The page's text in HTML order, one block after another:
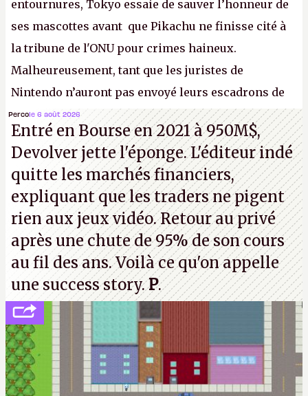
entournures, Tokyo essaie de sauver l’honneur de
ses mascottes avant que Pikachu ne finisse cité à
la tribune de l'ONU pour crimes haineux.
Malheureusement, tant que les juristes de
Nintendo n’auront pas envoyé leurs escadrons de
la mort judiciaires pour distribuer du copyright
strike à tour de bras, l'Oncle Sam continuera
d'étaler sa confiture intellectuelle sur vos
souvenirs d'enfance.P.
Percole 6 août 2026
Entré en Bourse en 2021 à 950M$,
Devolver jette l'éponge. L'éditeur indé
quitte les marchés financiers,
expliquant que les traders ne pigent
rien aux jeux vidéo. Retour au privé
après une chute de 95% de son cours
au fil des ans. Voilà ce qu'on appelle
une success story.P.